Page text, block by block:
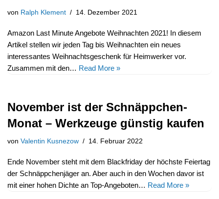
von Ralph Klement 14. Dezember 2021
Amazon Last Minute Angebote Weihnachten 2021! In diesem
Artikel stellen wir jeden Tag bis Weihnachten ein neues
interessantes Weihnachtsgeschenk für Heimwerker vor.
Zusammen mit den… Read More »
November ist der Schnäppchen-
Monat – Werkzeuge günstig kaufen
von Valentin Kusnezow 14. Februar 2022
Ende November steht mit dem Blackfriday der höchste Feiertag
der Schnäppchenjäger an. Aber auch in den Wochen davor ist
mit einer hohen Dichte an Top-Angeboten… Read More »